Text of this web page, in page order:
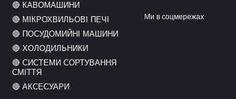
🔴 КАВОМАШИНИ
🔴 МІКРОХВИЛЬОВІ ПЕЧІ
🔴 ПОСУДОМИЙНІ МАШИНИ
🔴 ХОЛОДИЛЬНИКИ
🔴 СИСТЕМИ СОРТУВАННЯ
СМІТТЯ
🔴 АКСЕСУАРИ
Ми в соцмережах